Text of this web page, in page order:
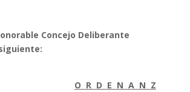
Concejo Deliberante
O R D E N A N Z